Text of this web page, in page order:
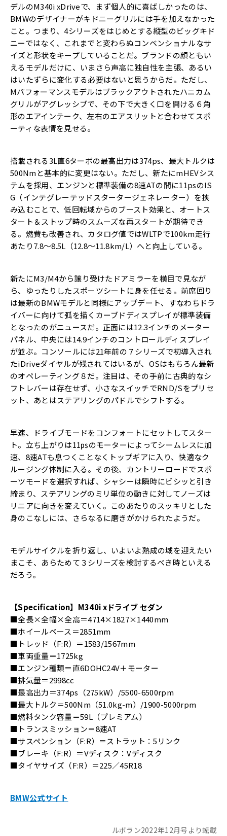
デルのM340i xDriveで、まず個人的に喜ばしかったのは、
BMWのデザイナーがキドニーグリルには手を加えなかった
こと。つまり、4シリーズをはじめとする縦型のビッグキド
ニーではなく、これまでと変わらぬコンベンショナルなサ
イズと形状をキープしていることだ。ブランドの顔ともい
えるモデルだけに、いまさら声高に独自性を主張、あるい
はいたずらに変化する必要はないと思うからだ。ただし、
Mパフォーマンスモデルはブラックアウトされたハニカム
グリルがアグレッシブで、その下で大きく口を開ける６角
形のエアインテーク、左右のエアスリットと合わせてスポ
ーティな表情を見せる。
搭載される3L直6ターボの最高出力は374ps、最大トルクは
500Nmと基本的に変更はない。ただし、新たにmHEVシス
テムを採用、エンジンと標準装備の8速ATの間に11psのIS
G（インテグレーテッドスタータージェネレーター）を挟
み込むことで、低回転域からのブースト効果と、オートス
タート＆ストップ時のスムーズな再スタートが期待でき
る。燃費も改善され、カタログ値ではWLTPで100km走行
あたり7.8〜8.5L（12.8〜11.8km/L）へと向上している。
新たにM3/M4から譲り受けたドアミラーを横目で見なが
ら、ゆったりしたスポーツシートに身を任せる。前席回り
は最新のBMWモデルと同様にアップデート、すなわちドラ
イバーに向けて弧を描くカーブドディスプレイが標準装備
となったのがニュースだ。正面には12.3インチのメーター
パネル、中央には14.9インチのコントロールディスプレイ
が並ぶ。コンソールには21年前の７シリーズで初導入され
たiDriveダイヤルが残されてはいるが、OSはもちろん最新
のオペレーティング８だ。注目は、その手前に古典的なシ
フトレバーは存在せず、小さなスイッチでRND/Sをプリセ
ット、あとはステアリングのパドルでシフトする。
早速、ドライブモードをコンフォートにセットしてスター
ト。立ち上がりは11㎰のモーターによってシームレスに加
速、8速ATも息つくことなくトップギアに入り、快適なク
ルージング体制に入る。その後、カントリーロードでスポ
ーツモードを選択すれば、シャシーは瞬時にビシッと引き
締まり、ステアリングのミリ単位の動きに対してノーズは
リニアに向きを変えていく。このあたりのスッキリとした
身のこなしには、さらなるに磨きがかけられたようだ。
モデルサイクルを折り返し、いよいよ熟成の域を迎えたい
まこそ、あらためて３シリーズを検討するべき時といえる
だろう。
【Specification】M340i xドライブ セダン
■全長×全幅×全高＝4714×1827×1440mm
■ホイールベース＝2851mm
■トレッド（F:R）＝1583/1567mm
■車両重量＝1725kg
■エンジン種類＝直6DOHC24V＋モーター
■排気量＝2998cc
■最高出力＝374ps（275kW）/5500-6500rpm
■最大トルク＝500Nm（51.0kg-m）/1900-5000rpm
■燃料タンク容量＝59L（プレミアム）
■トランスミッション＝8速AT
■サスペンション（F:R）＝ストラット：5リンク
■ブレーキ（F:R）＝Vディスク：Vディスク
■タイヤサイズ（F:R）＝225／45R18
BMW公式サイト
ルボラン2022年12月号より転載